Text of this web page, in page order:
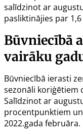
salīdzinot ar
pasliktinājies par
Būvniecībā
vairāku
Būvniecībā ierasti
sezonāli koriģētiem
Salīdzinot ar
procentpunktiem
2022.gada februāra.